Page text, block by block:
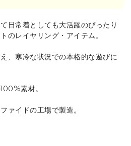
日常着としても大活躍のぴったり
のレイヤリング・アイテム。
、寒冷な状況での本格的な遊びに
素材。
ァイドの工場で製造。